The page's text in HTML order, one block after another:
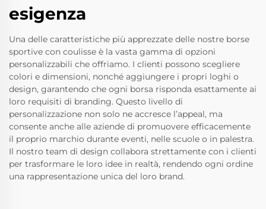
esigenza
Una delle caratteristiche più apprezzate delle nostre borse
sportive con coulisse è la vasta gamma di opzioni
personalizzabili che offriamo. I clienti possono scegliere
colori e dimensioni, nonché aggiungere i propri loghi o
design, garantendo che ogni borsa risponda esattamente ai
loro requisiti di branding. Questo livello di
personalizzazione non solo ne accresce l’appeal, ma
consente anche alle aziende di promuovere efficacemente
il proprio marchio durante eventi, nelle scuole o in palestra.
Il nostro team di design collabora strettamente con i clienti
per trasformare le loro idee in realtà, rendendo ogni ordine
una rappresentazione unica del loro brand.